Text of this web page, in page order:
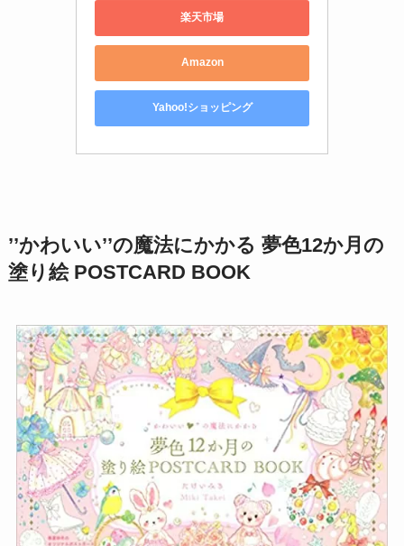
楽天市場
Amazon
Yahoo!ショッピング
’’かわいい’’の魔法にかかる 夢色12か月の
塗り絵 POSTCARD BOOK